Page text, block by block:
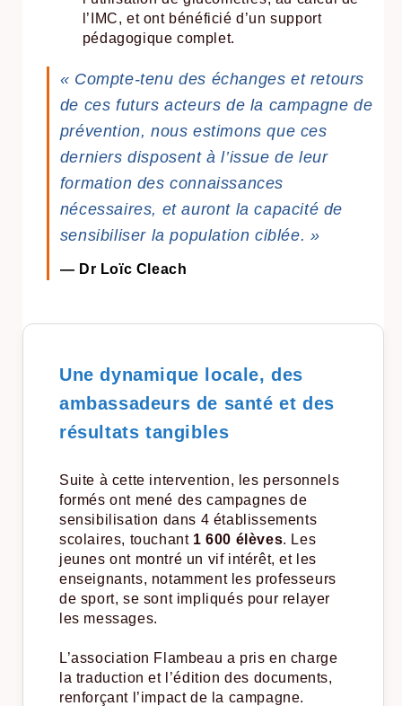
l’IMC, et ont bénéficié d’un support
pédagogique complet.
« Compte-tenu des échanges et retours
de ces futurs acteurs de la campagne de
prévention, nous estimons que ces
derniers disposent à l’issue de leur
formation des connaissances
nécessaires, et auront la capacité de
sensibiliser la population ciblée. »
— Dr Loïc Cleach
Une dynamique locale, des
ambassadeurs de santé et des
résultats tangibles
Suite à cette intervention, les personnels
formés ont mené des campagnes de
sensibilisation dans 4 établissements
scolaires, touchant 1 600 élèves. Les
jeunes ont montré un vif intérêt, et les
enseignants, notamment les professeurs
de sport, se sont impliqués pour relayer
les messages.
L’association Flambeau a pris en charge
la traduction et l’édition des documents,
renforçant l’impact de la campagne.